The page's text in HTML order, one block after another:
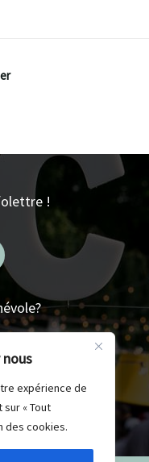
expérience de
« Tout
des cookies.
!